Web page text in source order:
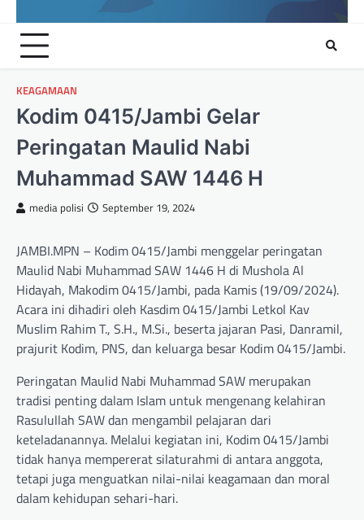
KEAGAMAAN
Kodim 0415/Jambi Gelar
Peringatan Maulid Nabi
Muhammad SAW 1446 H
media polisi September 19, 2024
JAMBI.MPN – Kodim 0415/Jambi menggelar peringatan
Maulid Nabi Muhammad SAW 1446 H di Mushola Al
Hidayah, Makodim 0415/Jambi, pada Kamis (19/09/2024).
Acara ini dihadiri oleh Kasdim 0415/Jambi Letkol Kav
Muslim Rahim T., S.H., M.Si., beserta jajaran Pasi, Danramil,
prajurit Kodim, PNS, dan keluarga besar Kodim 0415/Jambi.
Peringatan Maulid Nabi Muhammad SAW merupakan
tradisi penting dalam Islam untuk mengenang kelahiran
Rasulullah SAW dan mengambil pelajaran dari
keteladanannya. Melalui kegiatan ini, Kodim 0415/Jambi
tidak hanya mempererat silaturahmi di antara anggota,
tetapi juga menguatkan nilai-nilai keagamaan dan moral
dalam kehidupan sehari-hari.